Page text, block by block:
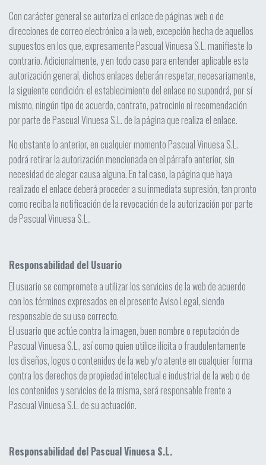
Con carácter general se autoriza el enlace de páginas web o de
direcciones de correo electrónico a la web, excepción hecha de aquellos
supuestos en los que, expresamente Pascual Vinuesa S.L. manifieste lo
contrario. Adicionalmente, y en todo caso para entender aplicable esta
autorización general, dichos enlaces deberán respetar, necesariamente,
la siguiente condición: el establecimiento del enlace no supondrá, por sí
mismo, ningún tipo de acuerdo, contrato, patrocinio ni recomendación
por parte de Pascual Vinuesa S.L. de la página que realiza el enlace.
No obstante lo anterior, en cualquier momento Pascual Vinuesa S.L.
podrá retirar la autorización mencionada en el párrafo anterior, sin
necesidad de alegar causa alguna. En tal caso, la página que haya
realizado el enlace deberá proceder a su inmediata supresión, tan pronto
como reciba la notificación de la revocación de la autorización por parte
de Pascual Vinuesa S.L..
Responsabilidad del Usuario
El usuario se compromete a utilizar los servicios de la web de acuerdo
con los términos expresados en el presente Aviso Legal, siendo
responsable de su uso correcto.
El usuario que actúe contra la imagen, buen nombre o reputación de
Pascual Vinuesa S.L., así como quien utilice ilícita o fraudulentamente
los diseños, logos o contenidos de la web y/o atente en cualquier forma
contra los derechos de propiedad intelectual e industrial de la web o de
los contenidos y servicios de la misma, será responsable frente a
Pascual Vinuesa S.L. de su actuación.
Responsabilidad del Pascual Vinuesa S.L.